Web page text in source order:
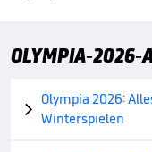
OLYMPIA-2026-

Olympia 2026:
Winterspielen